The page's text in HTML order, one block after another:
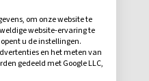
om onze website te
website-ervaring te
u de instellingen.
en het meten van
gedeeld met Google LLC,